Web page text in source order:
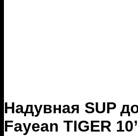
Надувная SUP
Fayean TIGER